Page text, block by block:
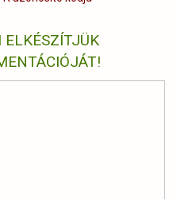
ELKÉSZÍTJÜK